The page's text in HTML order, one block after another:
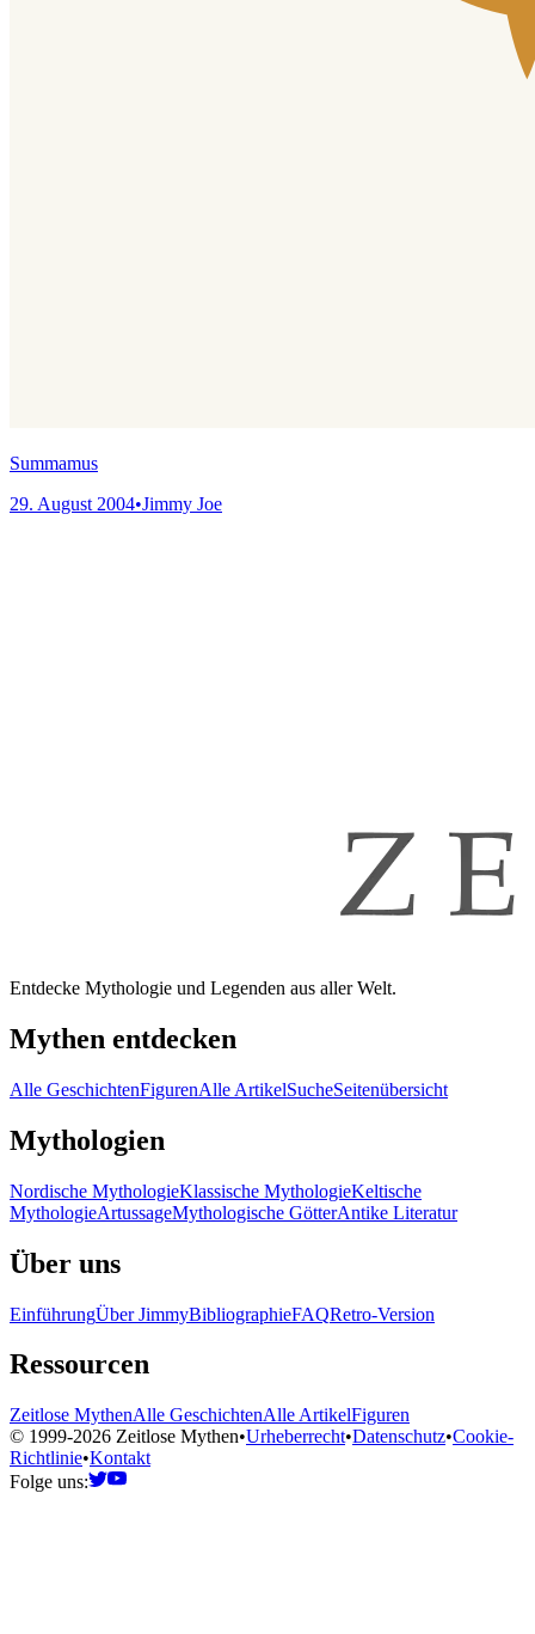
Summamus
29. August 2004•Jimmy Joe
Entdecke Mythologie und Legenden aus aller Welt.
Mythen entdecken
Alle GeschichtenFigurenAlle ArtikelSucheSeitenübersicht
Mythologien
Nordische MythologieKlassische MythologieKeltische
MythologieArtussageMythologische GötterAntike Literatur
Über uns
EinführungÜber JimmyBibliographieFAQRetro-Version
Ressourcen
Zeitlose MythenAlle GeschichtenAlle ArtikelFiguren
© 1999-2026 Zeitlose Mythen•Urheberrecht•Datenschutz•Cookie-
Richtlinie•Kontakt
Folge uns: